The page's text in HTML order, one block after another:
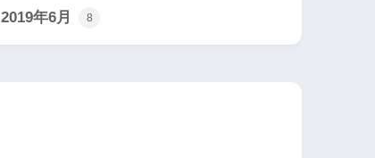
2019年6月 8